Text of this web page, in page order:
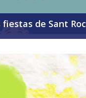
de Sant Roc